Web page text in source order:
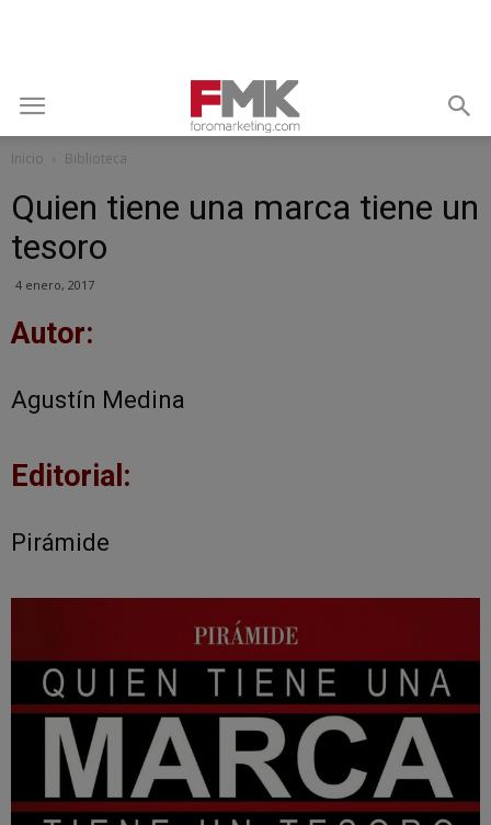
Inicio Biblioteca
Quien tiene una marca tiene un
tesoro
4 enero, 2017
Autor:
Agustín Medina
Editorial:
Pirámide